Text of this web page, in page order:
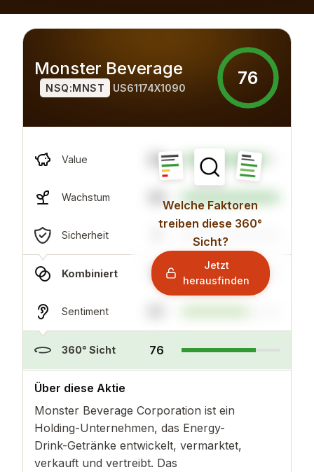
Monster Beverage
NSQ:MNST US61174X1090 76
Value 88
Wachstum 99
Sicherheit
Kombiniert 71
Sentiment
360° Sicht 76
Welche Faktoren
treiben diese 360°
Sicht?
Jetzt
herausfinden
Über diese Aktie
Monster Beverage Corporation ist ein
Holding-Unternehmen, das Energy-
Drink-Getränke entwickelt, vermarktet,
verkauft und vertreibt. Das
mehr